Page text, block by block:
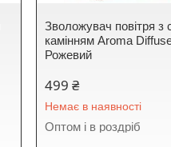
Зволожувач повітря з
камінням Aroma
Рожевий
499 ₴
Немає в наявності
Оптом і в роздріб